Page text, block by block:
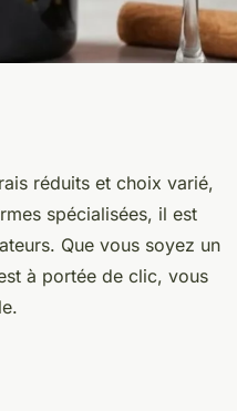
réduits et choix varié,
spécialisées, il est
Que vous soyez un
à portée de clic, vous